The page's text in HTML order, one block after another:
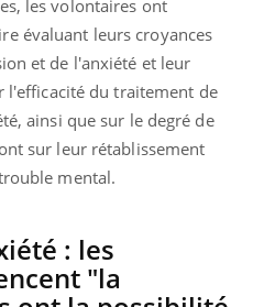
les volontaires ont
évaluant leurs croyances
et de l'anxiété et leur
l'efficacité du traitement de
ainsi que sur le degré de
sur leur rétablissement
mental.
: les
"la